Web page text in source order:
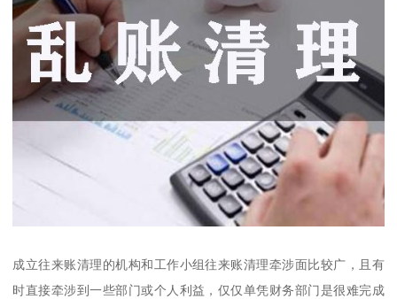
成立往来账清理的机构和工作小组往来账清理牵涉面比较广，且有
时直接牵涉到一些部门或个人利益，仅仅单凭财务部门是很难完成